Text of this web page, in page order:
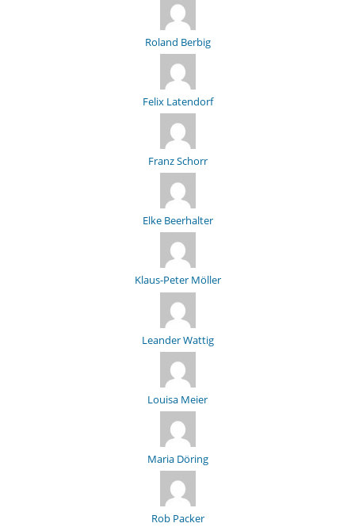
Roland Berbig
Felix Latendorf
Franz Schorr
Elke Beerhalter
Klaus-Peter Möller
Leander Wattig
Louisa Meier
Maria Döring
Rob Packer